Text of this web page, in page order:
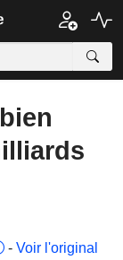
- Voir l'original